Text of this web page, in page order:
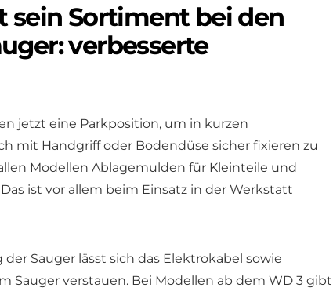
sein Sortiment bei den
verbesserte
jetzt eine Parkposition, um in kurzen
mit Handgriff oder Bodendüse sicher fixieren zu
Modellen Ablagemulden für Kleinteile und
ist vor allem beim Einsatz in der Werkstatt
Sauger lässt sich das Elektrokabel sowie
Sauger verstauen. Bei Modellen ab dem WD 3 gibt